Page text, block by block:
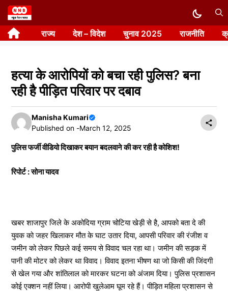
Skip
to
content राज्य देश – विदेश चुनाव 2025 राजनीति
हत्या के आरोपियों को बचा रही पुलिस? बना
रही है पीड़ित परिवार पर दबाव
Manisha Kumari
Published on -March 12, 2025
पुलिस फर्जी वीडियो दिखाकर बयान बदलवाने की कर रही है कोशिश!
रिपोर्ट : सोना यादव
खबर शाजापुर जिले के अकोदिया ग्राम चोटिया खेड़ी से है, आपको बता दे की
युवक को जहर खिलाकर मौत के घाट उतार दिया, आपसी परिवार की रंजीश व
जमीन को लेकर पिछले कई समय से विवाद चल रहा था। जमीन की सड़क में
पानी की मोटर को लेकर था विवाद। विवाद इतना भीषण था जो किसी की जिंदगी
से खेल गया और शांतिलाल को मारकर घटना को अंजाम दिया। पुलिस प्रशासन
कोई एक्शन नहीं लिया। आरोपी खुलेआम घूम रहे हैं। पीड़ित महिला प्रशासन से